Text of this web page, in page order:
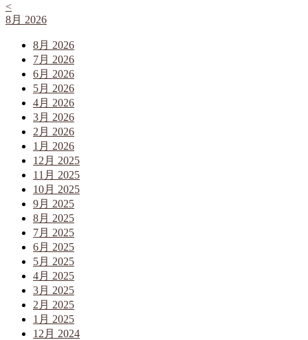
<
8月 2026
8月 2026
7月 2026
6月 2026
5月 2026
4月 2026
3月 2026
2月 2026
1月 2026
12月 2025
11月 2025
10月 2025
9月 2025
8月 2025
7月 2025
6月 2025
5月 2025
4月 2025
3月 2025
2月 2025
1月 2025
12月 2024